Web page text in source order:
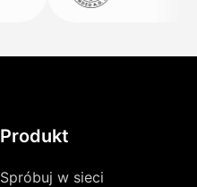
Produkt
Spróbuj w sieci